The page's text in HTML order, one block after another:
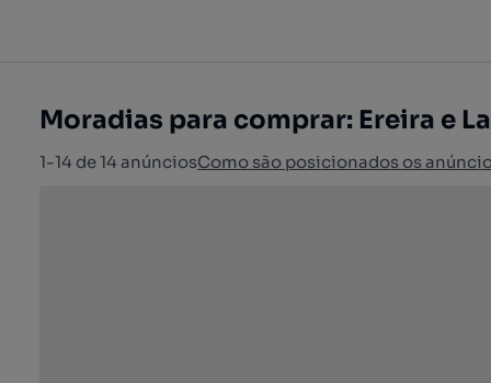
Moradias para comprar: Ereira e
1-14 de 14 anúnciosComo são posicionados os